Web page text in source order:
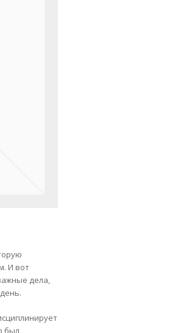
И вот
дела,
был